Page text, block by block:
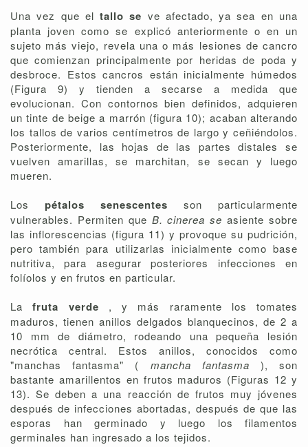
Una vez que eltallo se ve afectado, ya sea en una
planta joven como se explicó anteriormente o en un
sujeto más viejo, revela una o más lesiones de cancro
que comienzan principalmente por heridas de poda y
desbroce. Estos cancros están inicialmente húmedos
(Figura 9) y tienden a secarse a medida que
evolucionan. Con contornos bien definidos, adquieren
un tinte de beige a marrón (figura 10); acaban alterando
los tallos de varios centímetros de largo y ceñiéndolos.
Posteriormente, las hojas de las partes distales se
vuelven amarillas, se marchitan, se secan y luego
mueren.
Los pétalos senescentes son particularmente
vulnerables. Permiten que B. cinerea seasiente sobre
las inflorescencias (figura 11) y provoque su pudrición,
pero también para utilizarlas inicialmente como base
nutritiva, para asegurar posteriores infecciones en
folíolos y en frutos en particular.
Lafruta verde , y más raramente los tomates
maduros, tienen anillos delgados blanquecinos, de 2 a
10 mm de diámetro, rodeando una pequeña lesión
necrótica central. Estos anillos, conocidos como
"manchas fantasma" ( mancha fantasma ), son
bastante amarillentos en frutos maduros (Figuras 12 y
13). Se deben a una reacción de frutos muy jóvenes
después de infecciones abortadas, después de que las
esporas han germinado y luego los filamentos
germinales han ingresado a los tejidos.